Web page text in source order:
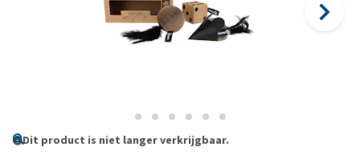
Dit product is niet langer verkrijgbaar.